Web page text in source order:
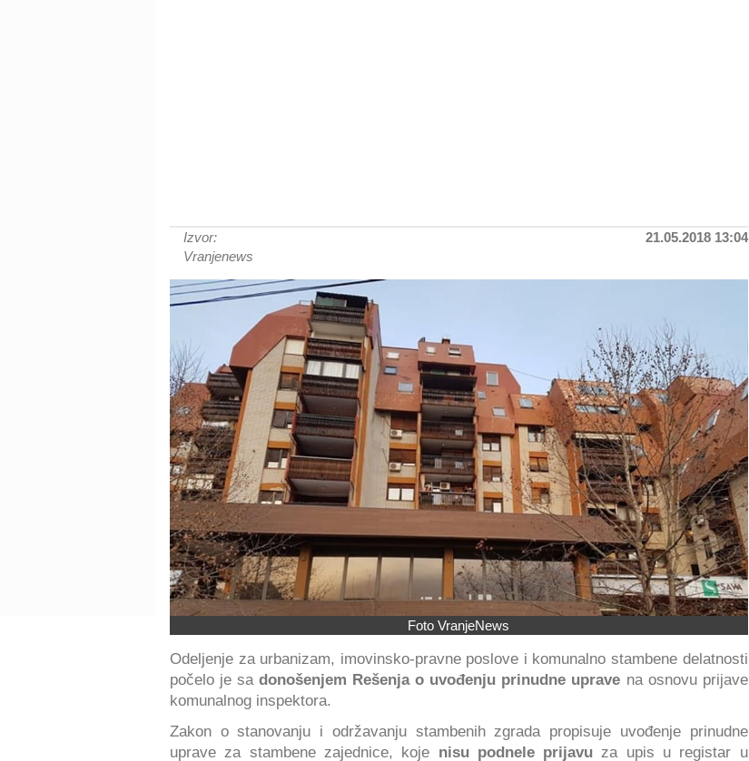
Izvor:
Vranjenews
21.05.2018 13:04
Foto VranjeNews
Odeljenje za urbanizam, imovinsko-pravne poslove i komunalno stambene delatnosti
počelo je sadonošenjem Rešenja o uvođenju prinudne uprave na osnovu prijave
komunalnog inspektora.
Zakon o stanovanju i održavanju stambenih zgrada propisuje uvođenje prinudne
uprave za stambene zajednice, koje nisu podnele prijavu za upis u registar u